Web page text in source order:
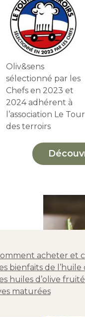
Oliv&sens
sélectionné par les
Chefs en 2023 et
2024 adhérent à
l’association Le Tour
des terroirs
acheter et
bienfaits de l’huile
huiles d’olive
maturées